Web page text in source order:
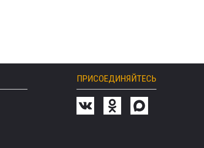
ПРИСОЕДИНЯЙТЕСЬ